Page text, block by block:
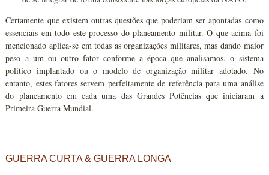
Certamente que existem outras questões que poderiam ser apontadas como
essenciais em todo este processo do planeamento militar. O que acima foi
mencionado aplica-se em todas as organizações militares, mas dando maior
peso a um ou outro fator conforme a época que analisamos, o sistema
político implantado ou o modelo de organização militar adotado. No
entanto, estes fatores servem perfeitamente de referência para uma análise
do planeamento em cada uma das Grandes Potências que iniciaram a
Primeira Guerra Mundial.
GUERRA CURTA & GUERRA LONGA